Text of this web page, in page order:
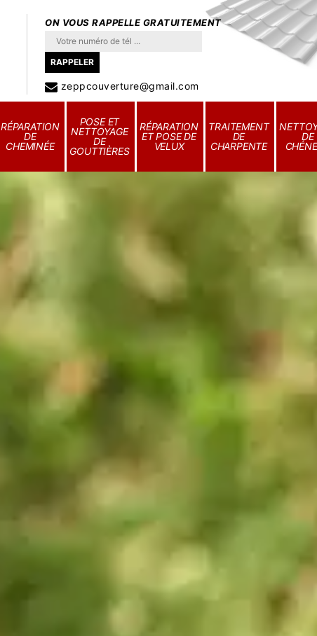
ON VOUS RAPPELLE GRATUITEMENT
zeppcouverture@gmail.com
RÉPARATION
DE
CHEMINÉE
POSE ET
NETTOYAGE
DE
GOUTTIÈRES
RÉPARATION
ET POSE DE
VELUX
TRAITEMENT
DE
CHARPENTE
DE